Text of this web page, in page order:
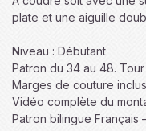
plate et une aiguille
Niveau : Débutant
Patron du 34 au 48.
Marges de couture
Vidéo complète du
Patron bilingue Français